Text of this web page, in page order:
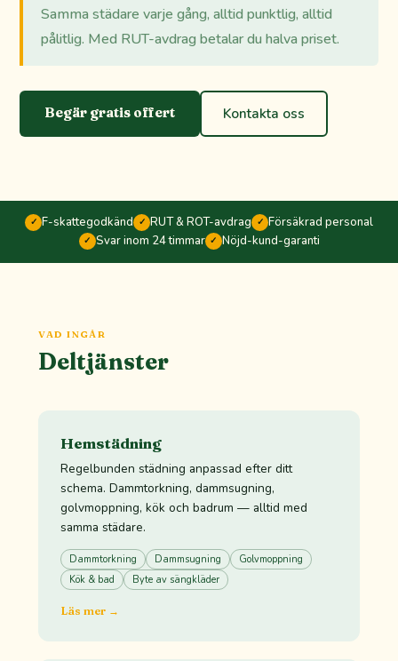
Samma städare varje gång, alltid punktlig, alltid
pålitlig. Med RUT-avdrag betalar du halva priset.
Begär gratis offert Kontakta oss
✓ F-skattegodkänd ✓ RUT & ROT-avdrag ✓ Försäkrad personal
✓ Svar inom 24 timmar ✓ Nöjd-kund-garanti
VAD INGÅR
Deltjänster
Hemstädning
Regelbunden städning anpassad efter ditt
schema. Dammtorkning, dammsugning,
golvmoppning, kök och badrum — alltid med
samma städare.
Dammtorkning Dammsugning
Golvmoppning
Kök & bad
Byte av sängkläder
Läs mer →